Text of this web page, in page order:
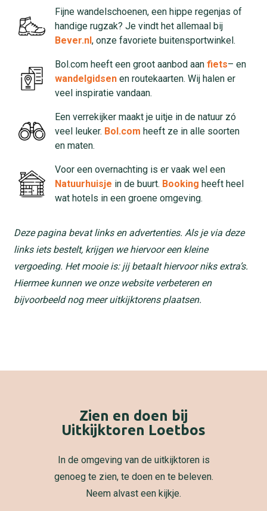
Fijne wandelschoenen, een hippe regenjas of
handige rugzak? Je vindt het allemaal bij
Bever.nl, onze favoriete buitensportwinkel.
Bol.com heeft een groot aanbod aan fiets– en
wandelgidsen en routekaarten. Wij halen er
veel inspiratie vandaan.
Een verrekijker maakt je uitje in de natuur zó
veel leuker. Bol.com heeft ze in alle soorten
en maten.
Voor een overnachting is er vaak wel een
Natuurhuisje in de buurt. Booking heeft heel
wat hotels in een groene omgeving.
Deze pagina bevat links en advertenties. Als je via deze
links iets bestelt, krijgen we hiervoor een kleine
vergoeding. Het mooie is: jij betaalt hiervoor niks extra’s.
Hiermee kunnen we onze website verbeteren en
bijvoorbeeld nog meer uitkijktorens plaatsen.
Zien en doen bij
Uitkijktoren Loetbos
In de omgeving van de uitkijktoren is
genoeg te zien, te doen en te beleven.
Neem alvast een kijkje.